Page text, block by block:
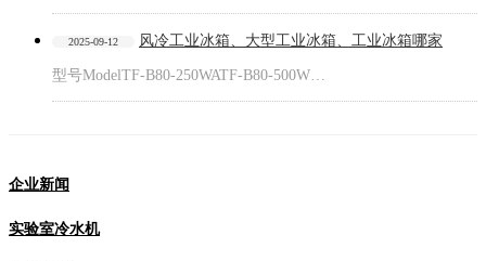
2025-09-12 风冷工业冰箱、大型工业冰箱、工业冰箱哪家
型号ModelTF-B80-250WATF-B80-500W…
企业新闻
实验室冷水机